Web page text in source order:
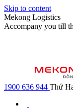
Skip to content
Mekong Logistics
Accompany you till
1900 636 944 Thứ